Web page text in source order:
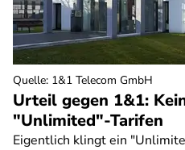
Urteil gegen 1&1:
"Unlimited"-Tarifen
Eigentlich klingt ein
Quelle: 1&1 Telecom GmbH